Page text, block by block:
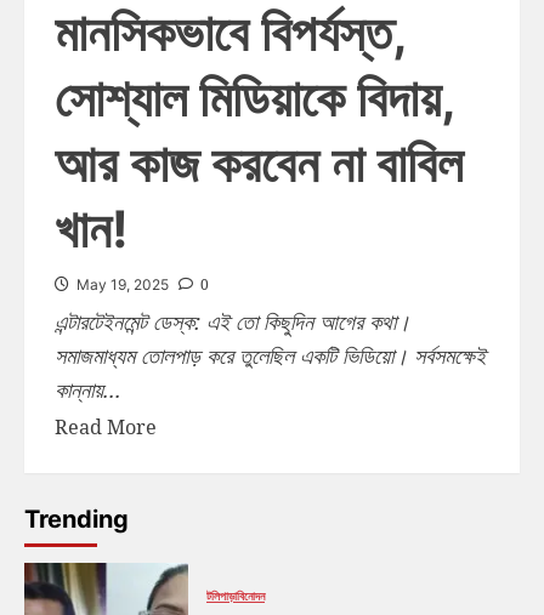
মানসিকভাবে বিপর্যস্ত,
সোশ্যাল মিডিয়াকে বিদায়,
আর কাজ করবেন না বাবিল
খান!
May 19, 2025 0
এন্টারটেইনমেন্ট ডেস্ক: এই তো কিছুদিন আগের কথা।
সমাজমাধ্যম তোলপাড় করে তুলেছিল একটি ভিডিয়ো। সর্বসমক্ষেই
কান্নায়...
Read More
Trending
টলিপাড়াবিনোদন